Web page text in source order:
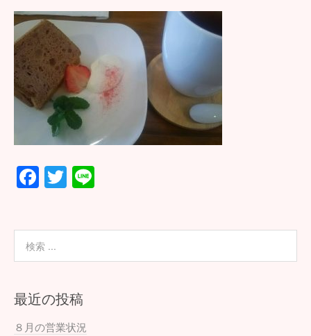
F
b
o
o
k
T
最近の投稿
８月の営業状況